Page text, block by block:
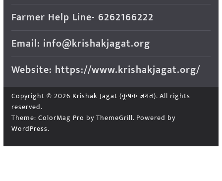
Farmer Help Line- 6262166222
Email: info@krishakjagat.org
Website: https://www.krishakjagat.org/
Copyright © 2026 Krishak Jagat (कृषक जगत). All rights
reserved.
Theme: ColorMag Pro by ThemeGrill. Powered by
WordPress.